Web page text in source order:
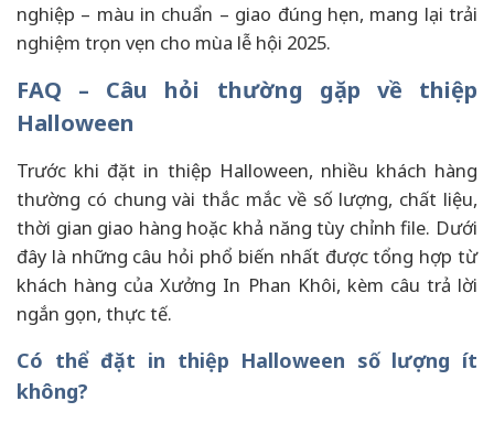
nghiệp – màu in chuẩn – giao đúng hẹn, mang lại trải
nghiệm trọn vẹn cho mùa lễ hội 2025.
FAQ – Câu hỏi thường gặp về thiệp
Halloween
Trước khi đặt in thiệp Halloween, nhiều khách hàng
thường có chung vài thắc mắc về số lượng, chất liệu,
thời gian giao hàng hoặc khả năng tùy chỉnh file. Dưới
đây là những câu hỏi phổ biến nhất được tổng hợp từ
khách hàng của Xưởng In Phan Khôi, kèm câu trả lời
ngắn gọn, thực tế.
Có thể đặt in thiệp Halloween số lượng ít
không?